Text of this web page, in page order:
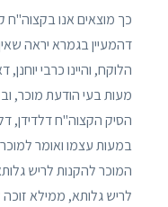
כך מוצאים אנו
דהמעיין בגמרא יראה
הלוקח, והיינו כרבי
מעות בעי הודעת מוכר,
הסיק הקצוה"ח דלדידן,
במעות עצמו ואומר
המוכר להקנות לריש
לריש גלותא, ממילא